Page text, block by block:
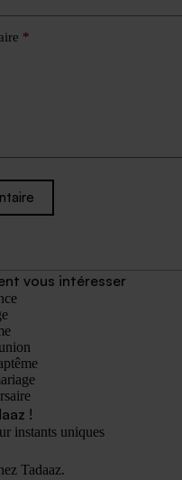
*
vous intéresser
!
instants uniques
Tadaaz.